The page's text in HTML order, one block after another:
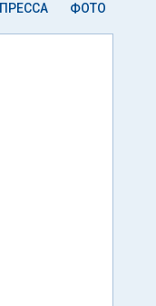
ПРЕССА ФОТО